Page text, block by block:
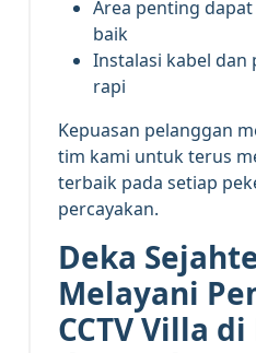
Area penting
baik
Instalasi kabel
rapi
Kepuasan pelanggan
tim kami untuk terus
terbaik pada setiap
percayakan.
Deka
Melayani
CCTV Villa